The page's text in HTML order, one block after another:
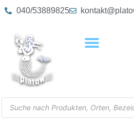
040/53889825